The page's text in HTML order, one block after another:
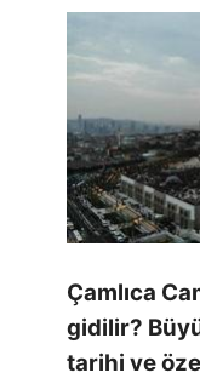
Çamlıca
gidilir?
tarihi ve